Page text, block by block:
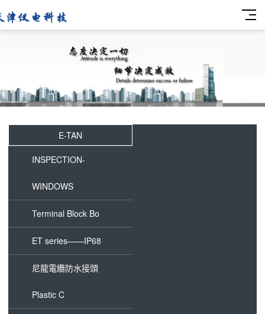
E-TAN
INSPECTION-
WINDOWS
Terminal Block Bo
ET series——IP68
尼龍電纜防水接頭
Plastic C